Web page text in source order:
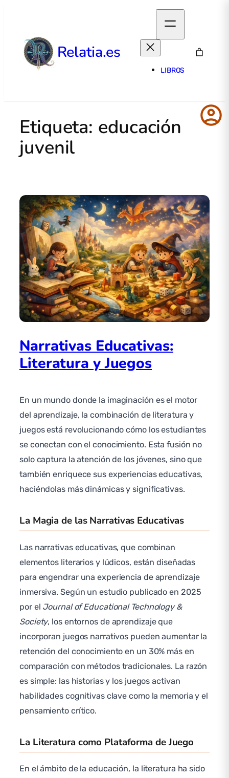
Relatia.es
LIBROS
Etiqueta: educación
juvenil
Narrativas Educativas:
Literatura y Juegos
En un mundo donde la imaginación es el motor
del aprendizaje, la combinación de literatura y
juegos está revolucionando cómo los estudiantes
se conectan con el conocimiento. Esta fusión no
solo captura la atención de los jóvenes, sino que
también enriquece sus experiencias educativas,
haciéndolas más dinámicas y significativas.
La Magia de las Narrativas Educativas
Las narrativas educativas, que combinan
elementos literarios y lúdicos, están diseñadas
para engendrar una experiencia de aprendizaje
inmersiva. Según un estudio publicado en 2025
por el Journal of Educational Technology &
Society, los entornos de aprendizaje que
incorporan juegos narrativos pueden aumentar la
retención del conocimiento en un 30% más en
comparación con métodos tradicionales. La razón
es simple: las historias y los juegos activan
habilidades cognitivas clave como la memoria y el
pensamiento crítico.
La Literatura como Plataforma de Juego
En el ámbito de la educación, la literatura ha sido
account_circle